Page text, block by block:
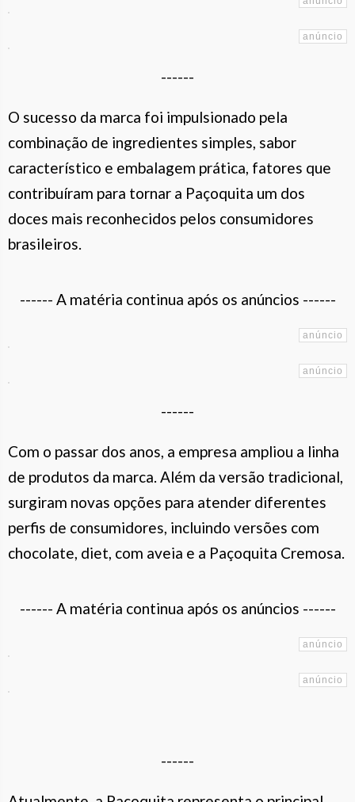
------
O sucesso da marca foi impulsionado pela
combinação de ingredientes simples, sabor
característico e embalagem prática, fatores que
contribuíram para tornar a Paçoquita um dos
doces mais reconhecidos pelos consumidores
brasileiros.
------ A matéria continua após os anúncios ------
------
Com o passar dos anos, a empresa ampliou a linha
de produtos da marca. Além da versão tradicional,
surgiram novas opções para atender diferentes
perfis de consumidores, incluindo versões com
chocolate, diet, com aveia e a Paçoquita Cremosa.
------ A matéria continua após os anúncios ------
------